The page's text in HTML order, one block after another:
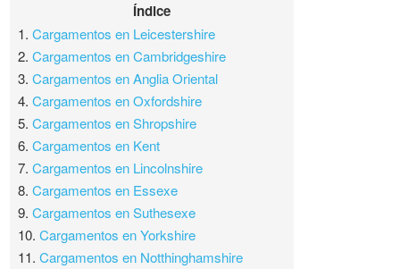
Índice
1.Cargamentos en Leicestershire
2.Cargamentos en Cambridgeshire
3.Cargamentos en Anglia Oriental
4.Cargamentos en Oxfordshire
5.Cargamentos en Shropshire
6.Cargamentos en Kent
7.Cargamentos en Lincolnshire
8.Cargamentos en Essexe
9.Cargamentos en Suthesexe
10.Cargamentos en Yorkshire
11.Cargamentos en Notthinghamshire